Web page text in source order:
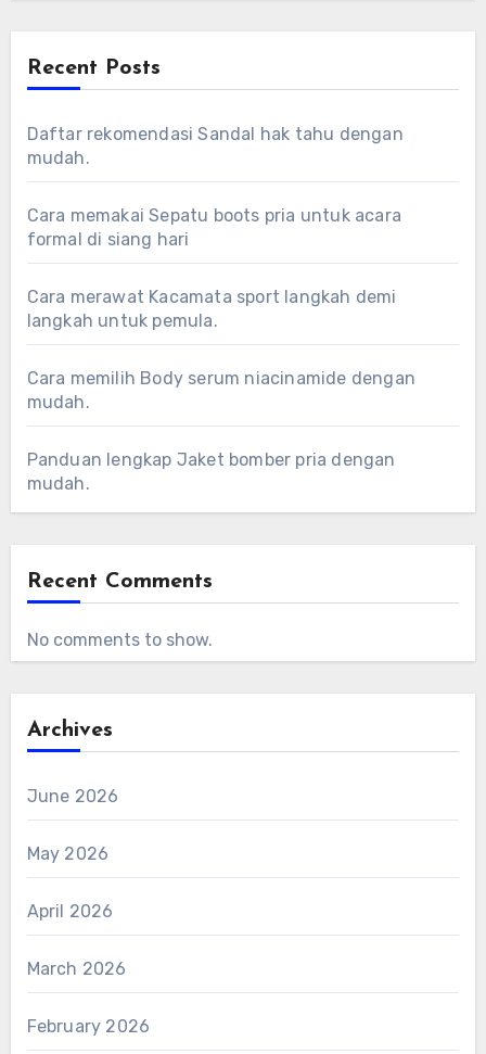
Recent Posts
Daftar rekomendasi Sandal hak tahu dengan
mudah.
Cara memakai Sepatu boots pria untuk acara
formal di siang hari
Cara merawat Kacamata sport langkah demi
langkah untuk pemula.
Cara memilih Body serum niacinamide dengan
mudah.
Panduan lengkap Jaket bomber pria dengan
mudah.
Recent Comments
No comments to show.
Archives
June 2026
May 2026
April 2026
March 2026
February 2026